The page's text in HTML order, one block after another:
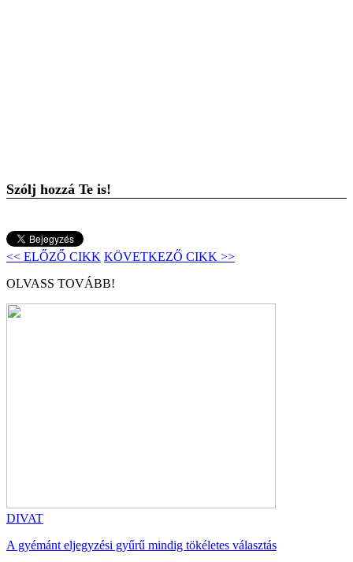
Szólj hozzá Te is!
<< ELŐZŐ CIKK KÖVETKEZŐ CIKK >>
OLVASS TOVÁBB!
DIVAT
A gyémánt eljegyzési gyűrű mindig tökéletes választás